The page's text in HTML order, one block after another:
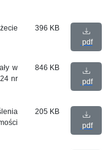
396 KB
pdf
w
nr
846 KB
pdf
205 KB
pdf